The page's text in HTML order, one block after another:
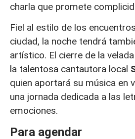
charla que promete
Fiel al estilo de los
ciudad, la noche tendrá
artístico. El cierre de la
la talentosa cantautora local
quien aportará su música en
una jornada dedicada a las
emociones.
Para agendar